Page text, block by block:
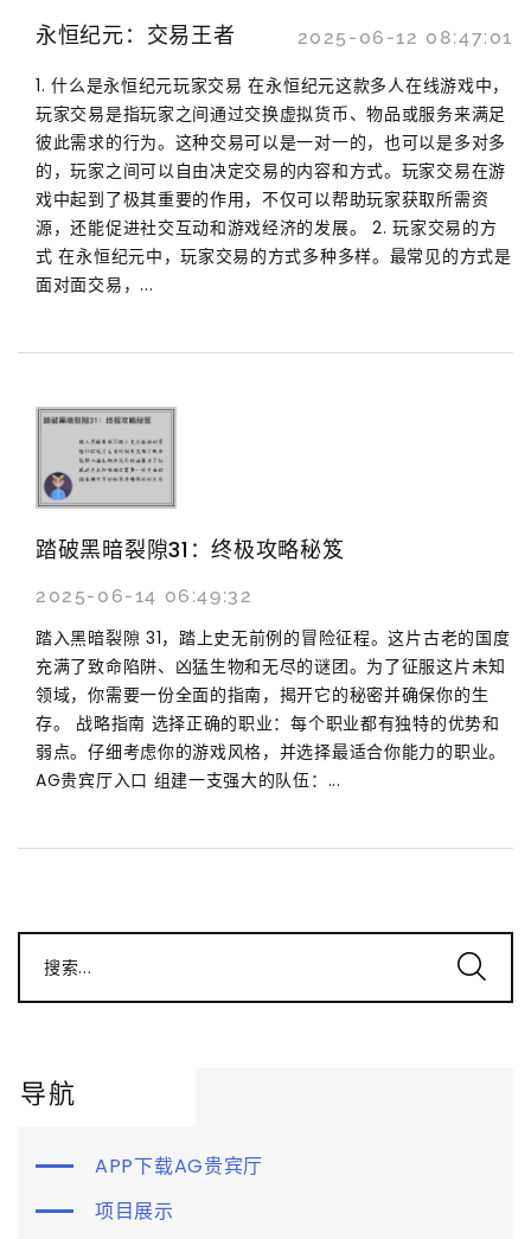
永恒纪元：交易王者 2025-06-12 08:47:01
1. 什么是永恒纪元玩家交易 在永恒纪元这款多人在线游戏中，
玩家交易是指玩家之间通过交换虚拟货币、物品或服务来满足
彼此需求的行为。这种交易可以是一对一的，也可以是多对多
的，玩家之间可以自由决定交易的内容和方式。玩家交易在游
戏中起到了极其重要的作用，不仅可以帮助玩家获取所需资
源，还能促进社交互动和游戏经济的发展。 2. 玩家交易的方
式 在永恒纪元中，玩家交易的方式多种多样。最常见的方式是
面对面交易，...
踏破黑暗裂隙31：终极攻略秘笈
2025-06-14 06:49:32
踏入黑暗裂隙 31，踏上史无前例的冒险征程。这片古老的国度
充满了致命陷阱、凶猛生物和无尽的谜团。为了征服这片未知
领域，你需要一份全面的指南，揭开它的秘密并确保你的生
存。 战略指南 选择正确的职业：每个职业都有独特的优势和
弱点。仔细考虑你的游戏风格，并选择最适合你能力的职业。
AG贵宾厅入口 组建一支强大的队伍：...
搜索...
导航
APP下载AG贵宾厅
项目展示